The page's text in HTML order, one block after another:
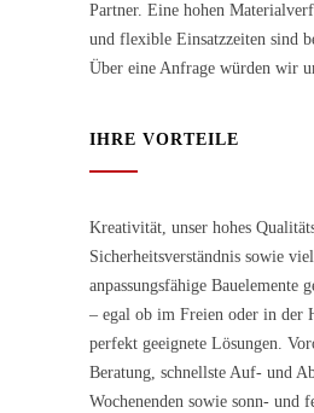
Partner. Eine hohen
und flexible Einsatzzeiten sind
Über eine Anfrage würden wir
IHRE VORTEILE
Kreativität, unser hohes
Sicherheitsverständnis sowie
anpassungsfähige Bauelemente
– egal ob im Freien oder in der
perfekt geeignete Lösungen.
Beratung, schnellste Auf- und
Wochenenden sowie sonn- und